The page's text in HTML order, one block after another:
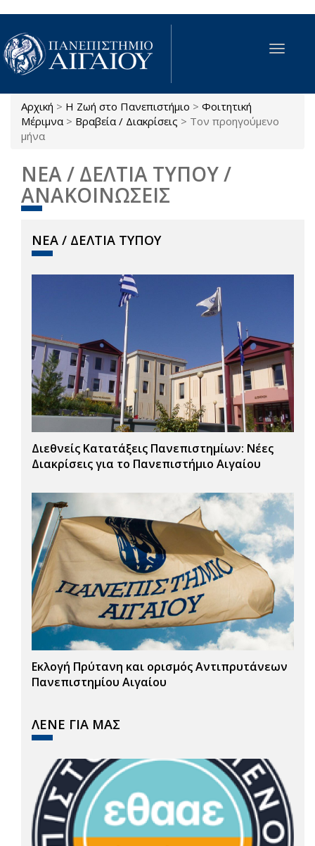
Παράκαμψη προς το κυρίως περιεχόμενο
Toggle
Είστε εδώ
Αρχική > Η Ζωή στο Πανεπιστήμιο > Φοιτητική
Μέριμνα > Βραβεία / Διακρίσεις > Τον προηγούμενο
μήνα
ΝΕΑ / ΔΕΛΤΙΑ ΤΥΠΟΥ /
ΑΝΑΚΟΙΝΩΣΕΙΣ
ΝΕΑ / ΔΕΛΤΙΑ ΤΥΠΟΥ
Διεθνείς Κατατάξεις Πανεπιστημίων: Νέες
Διακρίσεις για το Πανεπιστήμιο Αιγαίου
Εκλογή Πρύτανη και ορισμός Αντιπρυτάνεων
Πανεπιστημίου Αιγαίου
ΛΕΝΕ ΓΙΑ ΜΑΣ